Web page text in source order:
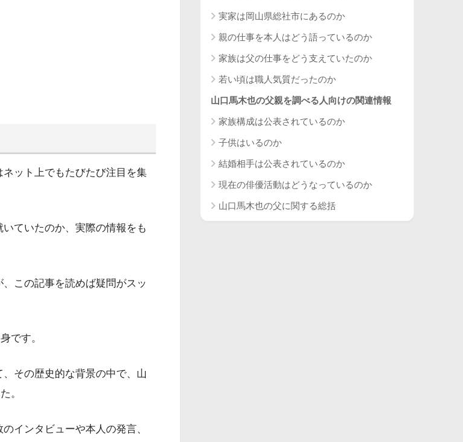
ット上でもたびたび注目を集
ていたのか、実際の情報をも
この記事を読めば疑問がスッ
です。
その歴史的な背景の中で、山
。
インタビューや本人の発言、
実家は岡山県総社市にあるのか
親の仕事を本人はどう語っているのか
家族は父の仕事をどう支えていたのか
若い頃は職人気質だったのか
山口馬木也の父親を調べる人向けの関連情報
家族構成は公表されているのか
子供はいるのか
結婚相手は公表されているのか
現在の俳優活動はどうなっているのか
山口馬木也の父に関する総括